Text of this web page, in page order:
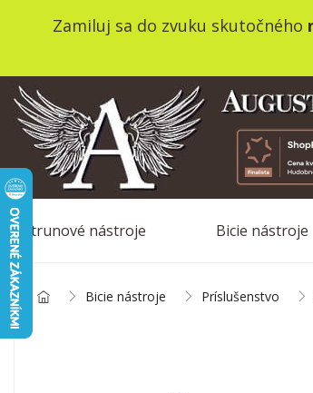
Zamiluj sa do zvuku skutočného
Strunové nástroje Bicie nástroje
Bicie nástroje Príslušenstvo